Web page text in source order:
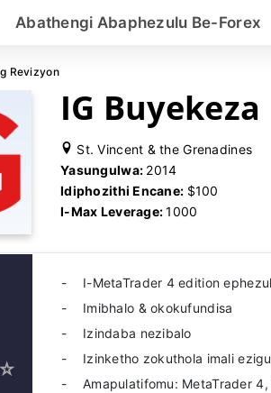
Abathengi Abaphezulu Be-Forex
Revizyon
IG Buyekeza
St. Vincent & the Grenadines
Yasungulwa: 2014
Idiphozithi Encane: $100
I-Max Leverage:1000
☆
★
I-MetaTrader 4 edition
Imibhalo & okokufundisa
Izindaba nezibalo
Izinketho zokuthola imali
Amapulatifomu: MetaTrader